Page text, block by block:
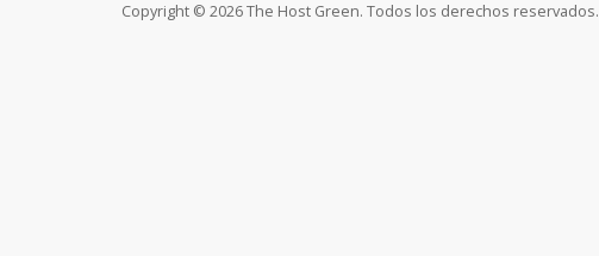
Copyright © 2026 The Host Green. Todos los derechos reservados.